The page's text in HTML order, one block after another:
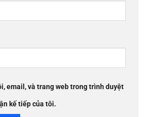
email, và trang web trong trình duyệt
kế tiếp của tôi.